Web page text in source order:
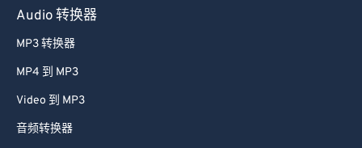
Audio 转换器
MP3 转换器
MP4 到 MP3
Video 到 MP3
音频转换器